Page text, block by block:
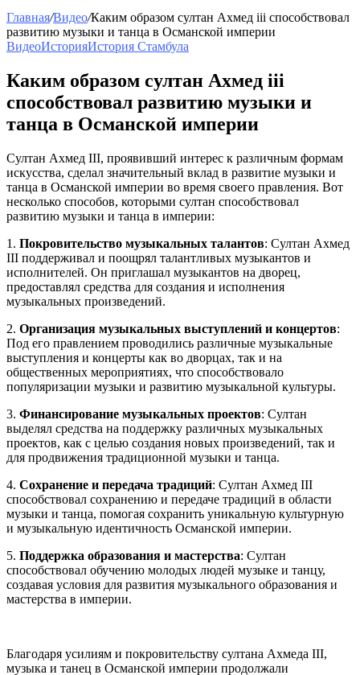
Главная/Видео/Каким образом султан Ахмед iii способствовал
развитию музыки и танца в Османской империи
ВидеоИсторияИстория Стамбула
Каким образом султан Ахмед iii
способствовал развитию музыки и
танца в Османской империи
Султан Ахмед III, проявивший интерес к различным формам
искусства, сделал значительный вклад в развитие музыки и
танца в Османской империи во время своего правления. Вот
несколько способов, которыми султан способствовал
развитию музыки и танца в империи:
1. Покровительство музыкальных талантов: Султан Ахмед
III поддерживал и поощрял талантливых музыкантов и
исполнителей. Он приглашал музыкантов на дворец,
предоставлял средства для создания и исполнения
музыкальных произведений.
2. Организация музыкальных выступлений и концертов:
Под его правлением проводились различные музыкальные
выступления и концерты как во дворцах, так и на
общественных мероприятиях, что способствовало
популяризации музыки и развитию музыкальной культуры.
3. Финансирование музыкальных проектов: Султан
выделял средства на поддержку различных музыкальных
проектов, как с целью создания новых произведений, так и
для продвижения традиционной музыки и танца.
4. Сохранение и передача традиций: Султан Ахмед III
способствовал сохранению и передаче традиций в области
музыки и танца, помогая сохранить уникальную культурную
и музыкальную идентичность Османской империи.
5. Поддержка образования и мастерства: Султан
способствовал обучению молодых людей музыке и танцу,
создавая условия для развития музыкального образования и
мастерства в империи.
Благодаря усилиям и покровительству султана Ахмеда III,
музыка и танец в Османской империи продолжали